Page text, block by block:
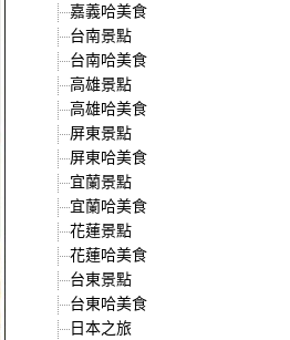
嘉義哈美食
台南景點
台南哈美食
高雄景點
高雄哈美食
屏東景點
屏東哈美食
宜蘭景點
宜蘭哈美食
花蓮景點
花蓮哈美食
台東景點
台東哈美食
日本之旅